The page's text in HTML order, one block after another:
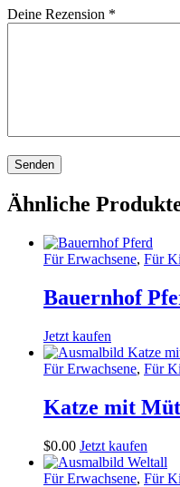
Deine Rezension *
Ähnliche
Für Erwachsene, Für
Bauernhof
Jetzt kaufen
Für Erwachsene, Für
Katze mit
$0.00 Jetzt kaufen
Für Erwachsene, Für